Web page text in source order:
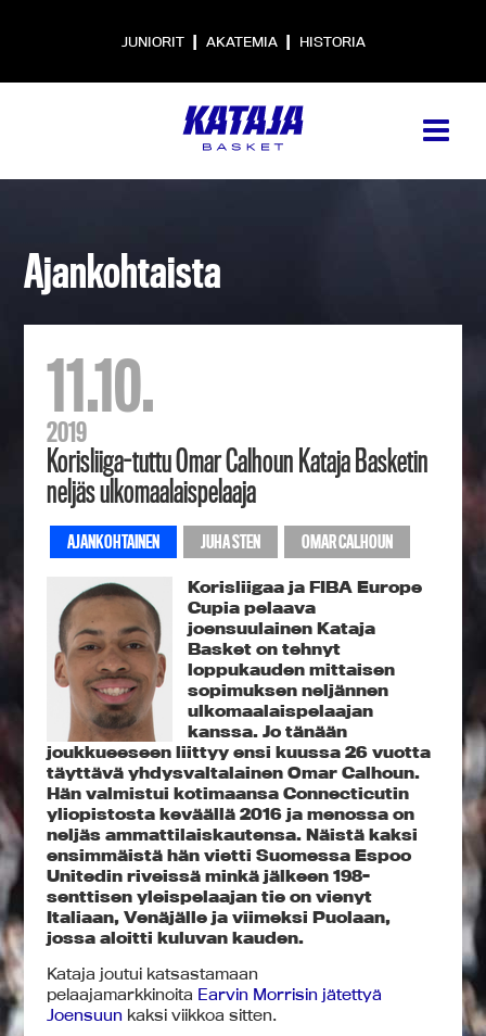
JUNIORIT | AKATEMIA | HISTORIA
Ajankohtaista
11.10.
2019
Korisliiga-tuttu Omar Calhoun Kataja Basketin
neljäs ulkomaalaispelaaja
AJANKOHTAINEN JUHA STEN OMAR CALHOUN
Korisliigaa ja FIBA Europe
Cupia pelaava
joensuulainen Kataja
Basket on tehnyt
loppukauden mittaisen
sopimuksen neljännen
ulkomaalaispelaajan
kanssa. Jo tänään
joukkueeseen liittyy ensi kuussa 26 vuotta
täyttävä yhdysvaltalainen Omar Calhoun.
Hän valmistui kotimaansa Connecticutin
yliopistosta keväällä 2016 ja menossa on
neljäs ammattilaiskautensa. Näistä kaksi
ensimmäistä hän vietti Suomessa Espoo
Unitedin riveissä minkä jälkeen 198-
senttisen yleispelaajan tie on vienyt
Italiaan, Venäjälle ja viimeksi Puolaan,
jossa aloitti kuluvan kauden.
Kataja joutui katsastamaan
pelaajamarkkinoita Earvin Morrisin jätettyä
Joensuun kaksi viikkoa sitten.